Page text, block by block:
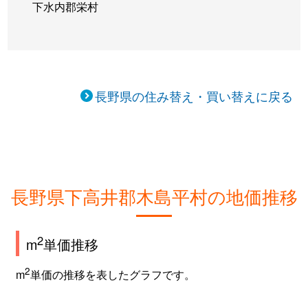
下水内郡栄村
長野県の住み替え・買い替えに戻る
長野県下高井郡木島平村の地価推移
m2単価推移
m2単価の推移を表したグラフです。